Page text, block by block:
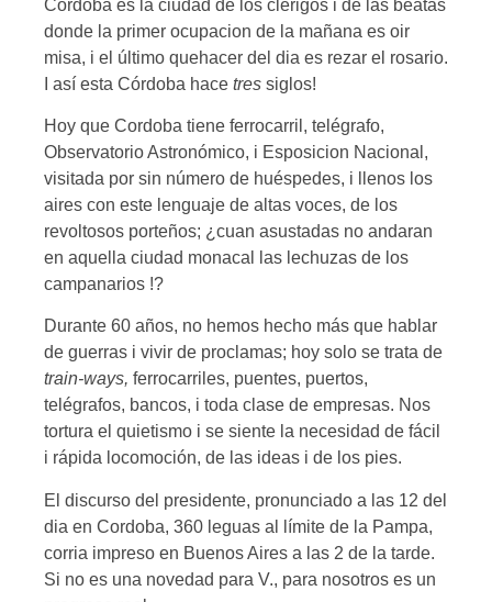
Cordoba es la ciudad de los clérigos i de las beatas
donde la primer ocupacion de la mañana es oir
misa, i el último quehacer del dia es rezar el rosario.
I así esta Córdoba hace tres siglos!
Hoy que Cordoba tiene ferrocarril, telégrafo,
Observatorio Astronómico, i Esposicion Nacional,
visitada por sin número de huéspedes, i llenos los
aires con este lenguaje de altas voces, de los
revoltosos porteños; ¿cuan asustadas no andaran
en aquella ciudad monacal las lechuzas de los
campanarios !?
Durante 60 años, no hemos hecho más que hablar
de guerras i vivir de proclamas; hoy solo se trata de
train-ways, ferrocarriles, puentes, puertos,
telégrafos, bancos, i toda clase de empresas. Nos
tortura el quietismo i se siente la necesidad de fácil
i rápida locomoción, de las ideas i de los pies.
El discurso del presidente, pronunciado a las 12 del
dia en Cordoba, 360 leguas al límite de la Pampa,
corria impreso en Buenos Aires a las 2 de la tarde.
Si no es una novedad para V., para nosotros es un